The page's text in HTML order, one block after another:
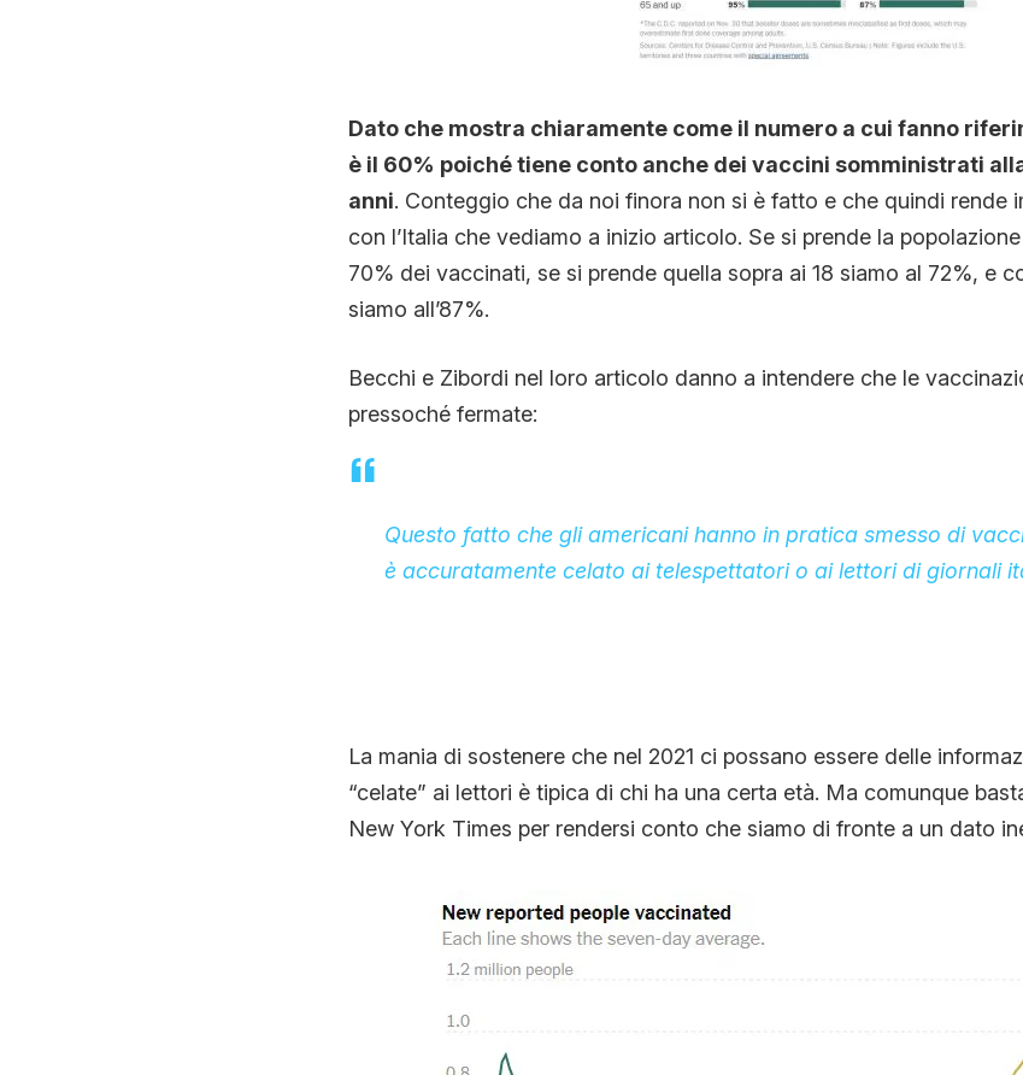
Dato che mostra chiaramente come il numero a cui fanno
è il 60% poiché tiene conto anche dei vaccini somministrati
anni. Conteggio che da noi finora non si è fatto e che quindi rende
con l’Italia che vediamo a inizio articolo. Se si prende la
70% dei vaccinati, se si prende quella sopra ai 18 siamo al 72%, e
siamo all’87%.
Becchi e Zibordi nel loro articolo danno a intendere che le
pressoché fermate:
Questo fatto che gli americani hanno in pratica smesso di
è accuratamente celato ai telespettatori o ai lettori di giornali
La mania di sostenere che nel 2021 ci possano essere delle
“celate” ai lettori è tipica di chi ha una certa età. Ma comunque
New York Times per rendersi conto che siamo di fronte a un dato